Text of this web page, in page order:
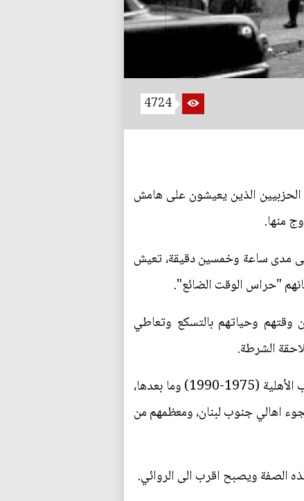
4724
الذين يعيشون على هامش
منها.
صالات السينما اللبنانية في 14 ايار/ مايو المقبل، وتستمر الى 27 منه. وعلى مدى ساعة وخمسين دقيقة، تعيش
وقتهم وحياتهم بالتسكع وتعاطي
الشرطة.
من "قبضايات" الزمن البيروتي الغابر، أو زعماء المدينة وأقويائها، إلى هؤلاء الشبان المنتمين إلى جيل الحرب الأهلية (1975-1990) وما بعدها،
اهالي جنوب لبنان، ومعظمهم من
الصفة ويصبح اقرب الى الروائي.